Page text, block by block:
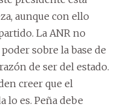
aunque con ello
La ANR no
sobre la base de
de ser del estado.
creer que el
lo es. Peña debe